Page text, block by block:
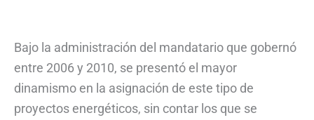
Bajo la administración del mandatario que gobernó
entre 2006 y 2010, se presentó el mayor
dinamismo en la asignación de este tipo de
proyectos energéticos, sin contar los que se